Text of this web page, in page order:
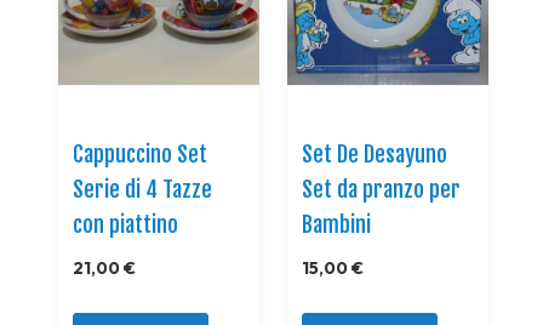
Cappuccino Set
Serie di 4 Tazze
con piattino
21,00 €
Set De Desayuno
Set da pranzo per
Bambini
15,00 €